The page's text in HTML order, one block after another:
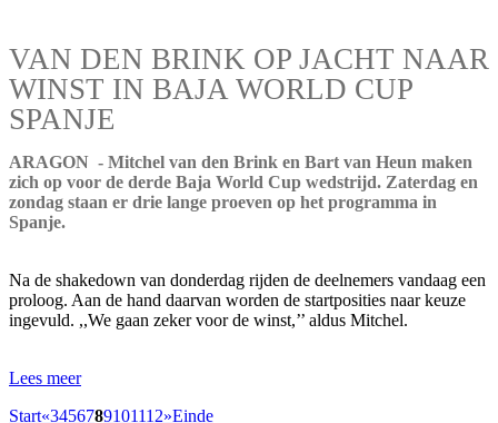
VAN DEN BRINK OP JACHT NAAR
WINST IN BAJA WORLD CUP
SPANJE
ARAGON - Mitchel van den Brink en Bart van Heun maken
zich op voor de derde Baja World Cup wedstrijd. Zaterdag en
zondag staan er drie lange proeven op het programma in
Spanje.
Na de shakedown van donderdag rijden de deelnemers vandaag een
proloog. Aan de hand daarvan worden de startposities naar keuze
ingevuld. ,,We gaan zeker voor de winst,’’ aldus Mitchel.
Lees meer
Start«3456789101112»Einde